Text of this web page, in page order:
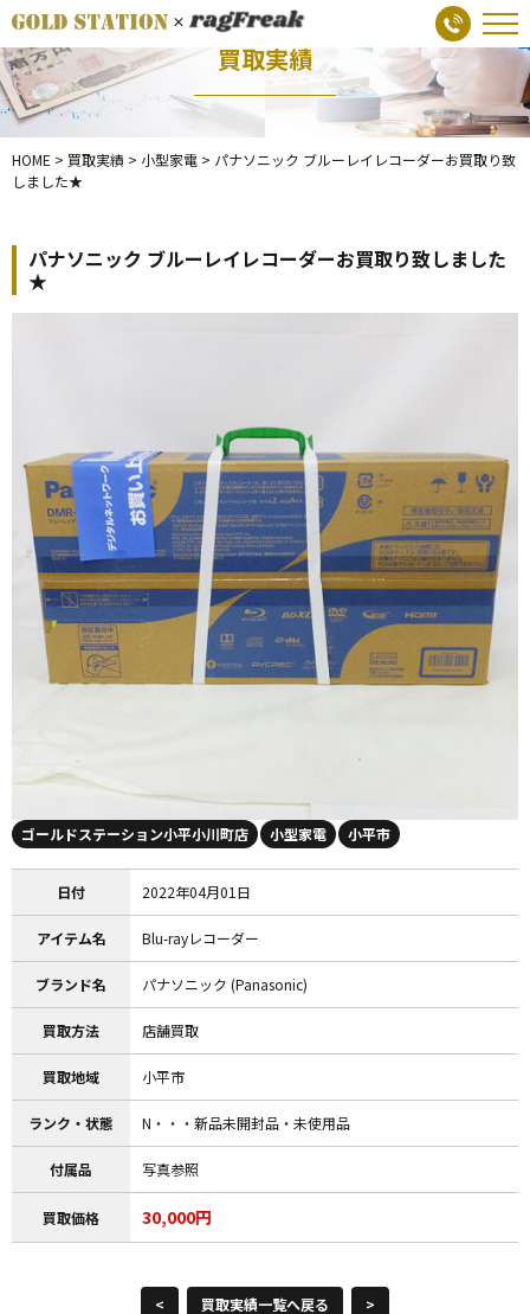
買取実績
HOME > 買取実績 > 小型家電 > パナソニック ブルーレイレコーダーお買取り致
しました★
パナソニック ブルーレイレコーダーお買取り致しました
★
ゴールドステーション小平小川町店 小型家電 小平市
日付 2022年04月01日
アイテム名 Blu-rayレコーダー
ブランド名 パナソニック (Panasonic)
買取方法 店舗買取
買取地域 小平市
ランク・状態 N・・・新品未開封品・未使用品
付属品 写真参照
買取価格 30,000円
< 買取実績一覧へ戻る >